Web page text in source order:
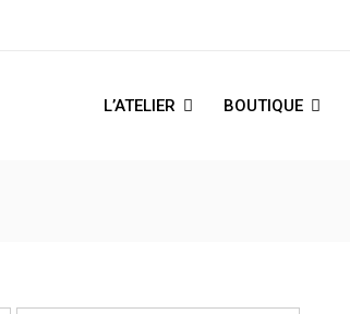
L’ATELIER BOUTIQUE